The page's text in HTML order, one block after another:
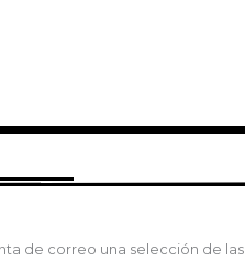
de correo una selección de las